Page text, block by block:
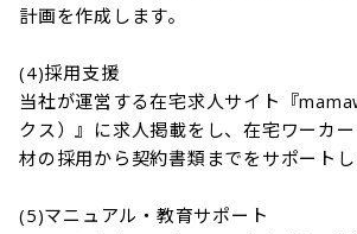
計画を作成します。
(4)採用支援
当社が運営する在宅求人サイト『
クス）』に求人掲載をし、在宅ワーカ
材の採用から契約書類までをサポートし
(5)マニュアル・教育サポート